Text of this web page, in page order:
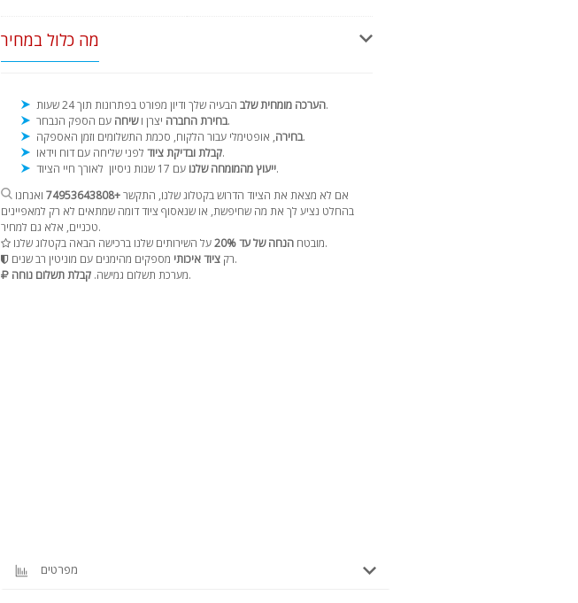
מה כלול במחיר
הערכה מומחית שלבהבעיה שלך ודיון מפורט בפתרונות תוך 24 שעות.
בחירת החברה יצרן ושיחה
עם הספק הנבחר.
בחירה, אופטימלי עבור הלקוח, סכמת התשלומים וזמן האספקה.
קבלת ובדיקת ציודלפני שליחה עם דוח וידאו.
ייעוץ מהמומחה שלנו עם 17 שנות ניסיון
לאורך חיי הציוד.
אם לא מצאת את הציוד הדרוש בקטלוג שלנו, התקשר+74953643808
ואנחנו
בהחלט נציע לך את מה שחיפשת, או שנאסוף ציוד דומה שמתאים לא רק למאפיינים
טכניים, אלא גם למחיר.
מובטח הנחה של עד 20%
על השירותים שלנו ברכישה הבאה בקטלוג שלנו.
רק ציוד איכותי
מספקים מהימנים עם מוניטין רב שנים.
מערכת תשלום גמישה. קבלת תשלום נוחה .
מפרטים